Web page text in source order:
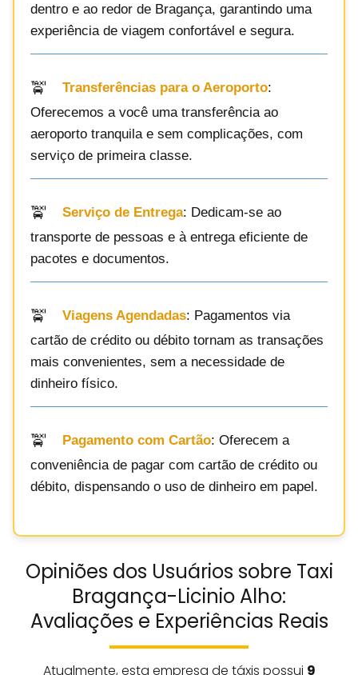
dentro e ao redor de Bragança, garantindo uma
experiência de viagem confortável e segura.
Transferências para o Aeroporto:
Oferecemos a você uma transferência ao
aeroporto tranquila e sem complicações, com
serviço de primeira classe.
Serviço de Entrega: Dedicam-se ao
transporte de pessoas e à entrega eficiente de
pacotes e documentos.
Viagens Agendadas: Pagamentos via
cartão de crédito ou débito tornam as transações
mais convenientes, sem a necessidade de
dinheiro físico.
Pagamento com Cartão: Oferecem a
conveniência de pagar com cartão de crédito ou
débito, dispensando o uso de dinheiro em papel.
Opiniões dos Usuários sobre Taxi
Bragança-Licinio Alho:
Avaliações e Experiências Reais
Atualmente, esta empresa de táxis possui 9